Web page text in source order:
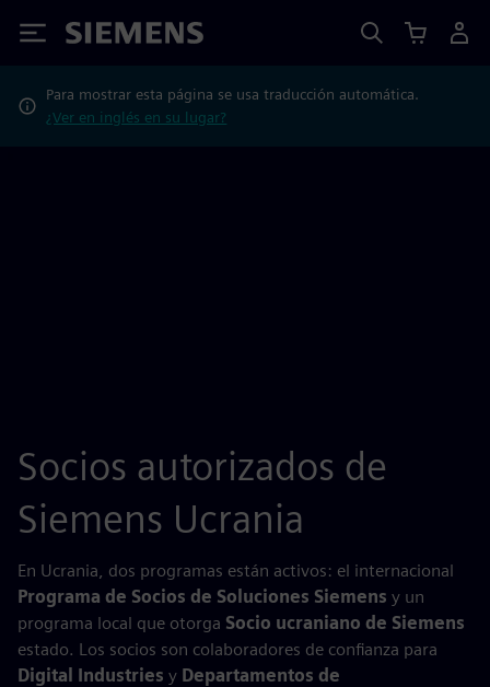
Siemens
Para mostrar esta página se usa traducción automática.
¿Ver en inglés en su lugar?
Socios autorizados de
Siemens Ucrania
En Ucrania, dos programas están activos: el internacional
Programa de Socios de Soluciones Siemens y un
programa local que otorga Socio ucraniano de Siemens
estado. Los socios son colaboradores de confianza para
Digital Industries y Departamentos de